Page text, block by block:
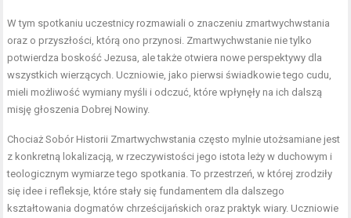
W tym spotkaniu uczestnicy rozmawiali o znaczeniu zmartwychwstania
oraz o przyszłości, którą ono przynosi. Zmartwychwstanie nie tylko
potwierdza boskość Jezusa, ale także otwiera nowe perspektywy dla
wszystkich wierzących. Uczniowie, jako pierwsi świadkowie tego cudu,
mieli możliwość wymiany myśli i odczuć, które wpłynęły na ich dalszą
misję głoszenia Dobrej Nowiny.
Chociaż Sobór Historii Zmartwychwstania często mylnie utożsamiane jest
z konkretną lokalizacją, w rzeczywistości jego istota leży w duchowym i
teologicznym wymiarze tego spotkania. To przestrzeń, w której zrodziły
się idee i refleksje, które stały się fundamentem dla dalszego
kształtowania dogmatów chrześcijańskich oraz praktyk wiary. Uczniowie